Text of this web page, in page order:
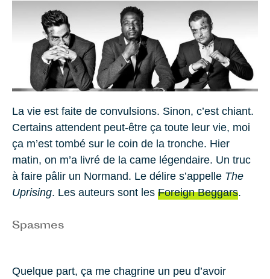
La vie est faite de convulsions. Sinon, c’est chiant.
Certains attendent peut-être ça toute leur vie, moi
ça m’est tombé sur le coin de la tronche. Hier
matin, on m’a livré de la came légendaire. Un truc
à faire pâlir un Normand. Le délire s’appelle The
Uprising. Les auteurs sont les Foreign Beggars.
Spasmes
Quelque part, ça me chagrine un peu d’avoir